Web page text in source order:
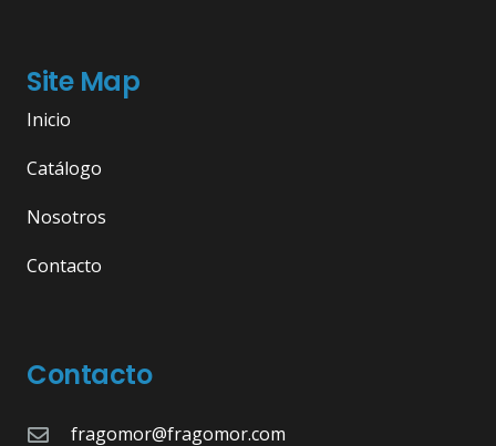
Site Map
Inicio
Catálogo
Nosotros
Contacto
Contacto
fragomor@fragomor.com